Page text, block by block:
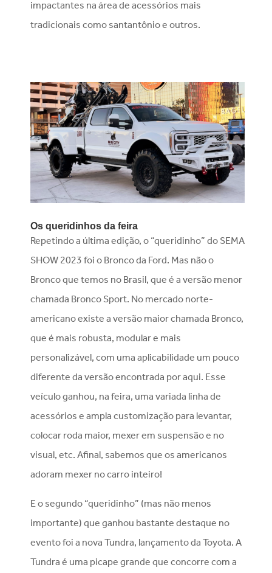
impactantes na área de acessórios mais
tradicionais como santantônio e outros.
Os queridinhos da feira
Repetindo a última edição, o “queridinho” do SEMA
SHOW 2023 foi o Bronco da Ford. Mas não o
Bronco que temos no Brasil, que é a versão menor
chamada Bronco Sport. No mercado norte-
americano existe a versão maior chamada Bronco,
que é mais robusta, modular e mais
personalizável, com uma aplicabilidade um pouco
diferente da versão encontrada por aqui. Esse
veículo ganhou, na feira, uma variada linha de
acessórios e ampla customização para levantar,
colocar roda maior, mexer em suspensão e no
visual, etc. Afinal, sabemos que os americanos
adoram mexer no carro inteiro!
E o segundo “queridinho” (mas não menos
importante) que ganhou bastante destaque no
evento foi a nova Tundra, lançamento da Toyota. A
Tundra é uma picape grande que concorre com a